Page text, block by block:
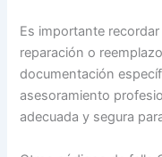
Es importante
reparación o
documentación
asesoramiento
adecuada y segura